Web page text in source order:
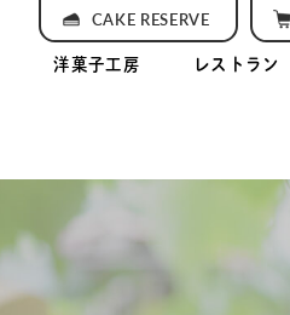
洋菓子工房 レストラン
CAKE RESERVE